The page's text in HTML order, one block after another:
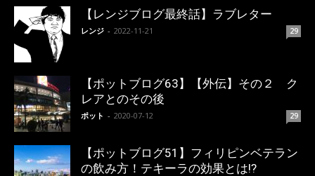
【レンジブログ最終話】ラブレター
レンジ - 2022-11-21 29
【ポットブログ63】【外伝】その２ ク
レアとのその後
ポット - 2020-07-12 29
【ポットブログ51】フィリピンベテラン
の飲み方！テキーラの効果とは!?